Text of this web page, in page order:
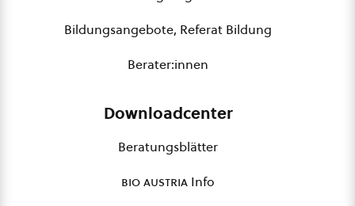
Bildungsangebote, Referat Bildung
Berater:innen
Downloadcenter
Beratungsblätter
bio austria Info